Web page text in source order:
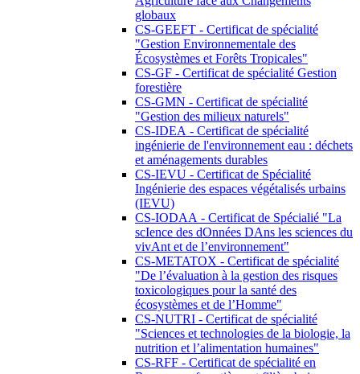
globaux
CS-GEEFT - Certificat de spécialité
"Gestion Environnementale des
Écosystèmes et Forêts Tropicales"
CS-GF - Certificat de spécialité Gestion
forestière
CS-GMN - Certificat de spécialité
"Gestion des milieux naturels"
CS-IDEA - Certificat de spécialité
ingénierie de l'environnement eau : déchets
et aménagements durables
CS-IEVU - Certificat de Spécialité
Ingénierie des espaces végétalisés urbains
(IEVU)
CS-IODAA - Certificat de Spécialié "La
scIence des dOnnées DAns les sciences du
vivAnt et de l’environnement"
CS-METATOX - Certificat de spécialité
"De l’évaluation à la gestion des risques
toxicologiques pour la santé des
écosystèmes et de l’Homme"
CS-NUTRI - Certificat de spécialité
"Sciences et technologies de la biologie, la
nutrition et l’alimentation humaines"
CS-RFF - Certificat de spécialité en